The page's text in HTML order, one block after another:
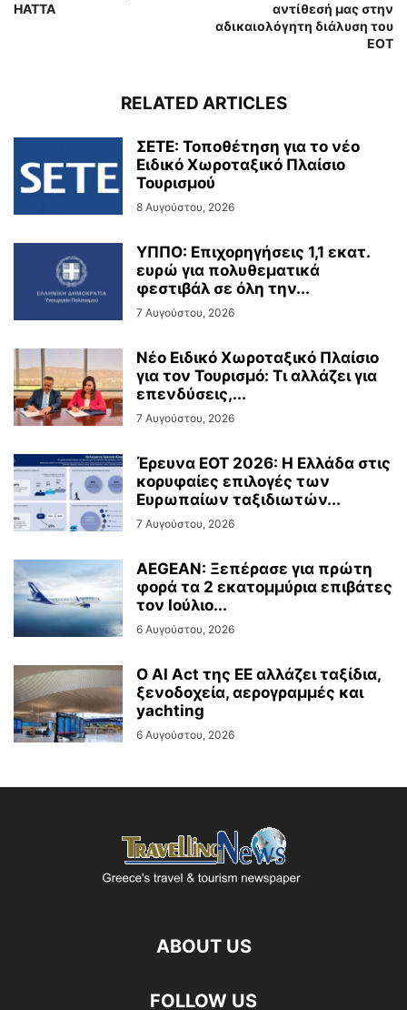
ΗΑΤΤΑ
αντίθεσή μας στην
αδικαιολόγητη διάλυση του
ΕΟΤ
RELATED ARTICLES
ΣΕΤΕ: Τοποθέτηση για το νέο
Ειδικό Χωροταξικό Πλαίσιο
Τουρισμού
8 Αυγούστου, 2026
ΥΠΠΟ: Επιχορηγήσεις 1,1 εκατ.
ευρώ για πολυθεματικά
φεστιβάλ σε όλη την...
7 Αυγούστου, 2026
Νέο Ειδικό Χωροταξικό Πλαίσιο
για τον Τουρισμό: Τι αλλάζει για
επενδύσεις,...
7 Αυγούστου, 2026
Έρευνα ΕΟΤ 2026: Η Ελλάδα στις
κορυφαίες επιλογές των
Ευρωπαίων ταξιδιωτών...
7 Αυγούστου, 2026
AEGEAN: Ξεπέρασε για πρώτη
φορά τα 2 εκατομμύρια επιβάτες
τον Ιούλιο...
6 Αυγούστου, 2026
Ο AI Act της ΕΕ αλλάζει ταξίδια,
ξενοδοχεία, αερογραμμές και
yachting
6 Αυγούστου, 2026
ABOUT US
FOLLOW US